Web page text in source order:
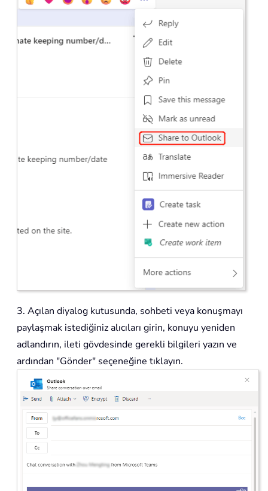
3. Açılan diyalog kutusunda, sohbeti veya konuşmayı
paylaşmak istediğiniz alıcıları girin, konuyu yeniden
adlandırın, ileti gövdesinde gerekli bilgileri yazın ve
ardından "Gönder" seçeneğine tıklayın.